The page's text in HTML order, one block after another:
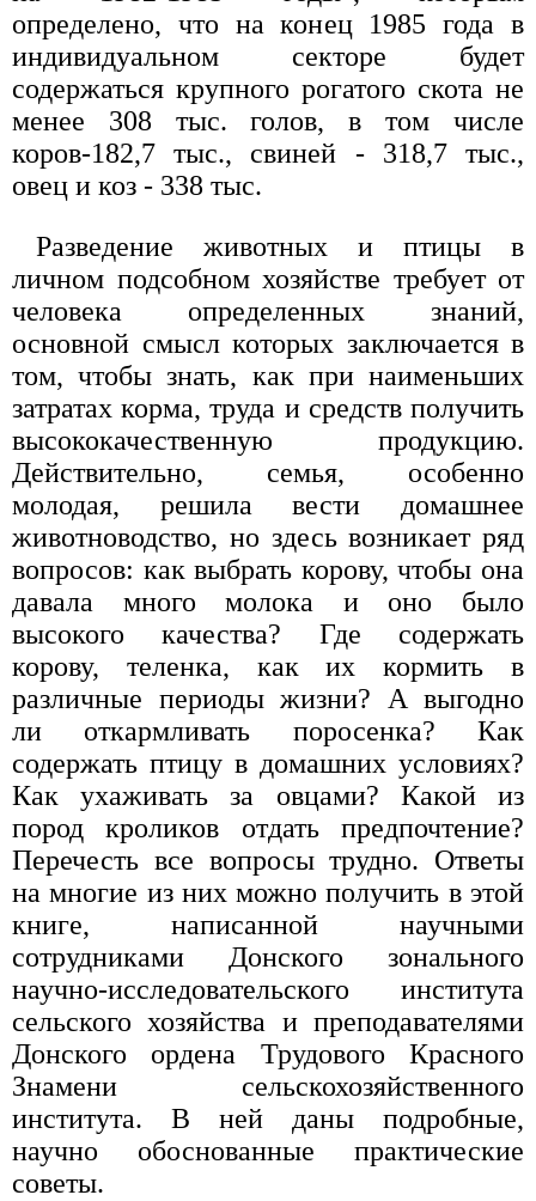
определено, что на конец 1985 года в
индивидуальном секторе будет
содержаться крупного рогатого скота не
менее 308 тыс. голов, в том числе
коров-182,7 тыс., свиней - 318,7 тыс.,
овец и коз - 338 тыс.
Разведение животных и птицы в
личном подсобном хозяйстве требует от
человека определенных знаний,
основной смысл которых заключается в
том, чтобы знать, как при наименьших
затратах корма, труда и средств получить
высококачественную продукцию.
Действительно, семья, особенно
молодая, решила вести домашнее
животноводство, но здесь возникает ряд
вопросов: как выбрать корову, чтобы она
давала много молока и оно было
высокого качества? Где содержать
корову, теленка, как их кормить в
различные периоды жизни? А выгодно
ли откармливать поросенка? Как
содержать птицу в домашних условиях?
Как ухаживать за овцами? Какой из
пород кроликов отдать предпочтение?
Перечесть все вопросы трудно. Ответы
на многие из них можно получить в этой
книге, написанной научными
сотрудниками Донского зонального
научно-исследовательского института
сельского хозяйства и преподавателями
Донского ордена Трудового Красного
Знамени сельскохозяйственного
института. В ней даны подробные,
научно обоснованные практические
советы.